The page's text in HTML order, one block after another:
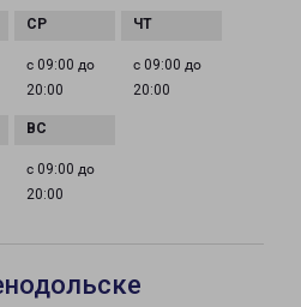
с 09:00 до
20:00
с 09:00 до
20:00
с 09:00 до
20:00